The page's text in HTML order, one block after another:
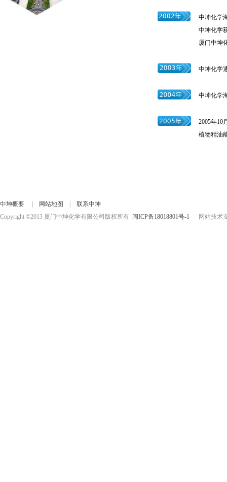
中坤化学
中坤化学
厦门中坤
中坤化学
中坤化学
2005年10
植物精油
中坤概要 网站地图
联系中坤
Copyright ©2013 厦门中坤化学有限公司版权所有 闽ICP备18018801号-1 网站技术